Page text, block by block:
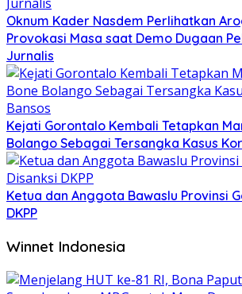
Oknum Kader Nasdem Perlihatkan
Provokasi Masa saat Demo Dugaan
Jurnalis
Kejati Gorontalo Kembali Tetapkan
Bolango Sebagai Tersangka Kasus
Ketua dan Anggota Bawaslu Provinsi
DKPP
Winnet Indonesia